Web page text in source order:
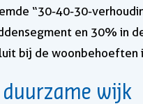
“30-40-30-
en 30% in
bij de woonbehoeften
wijk